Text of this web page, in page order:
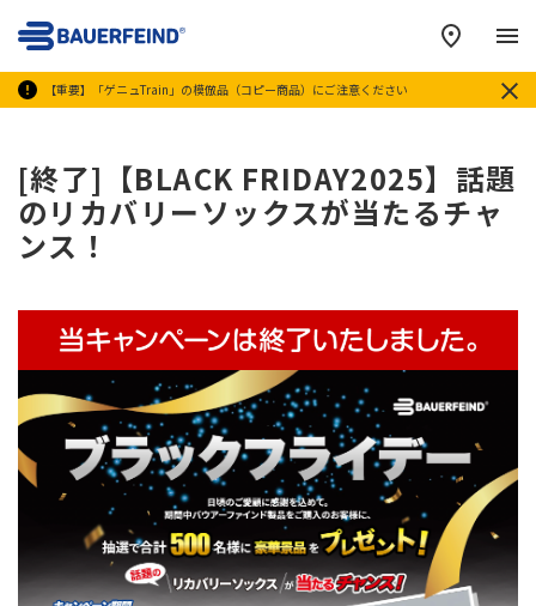
【重要】「ゲニュTrain」の模倣品（コピー商品）にご注意ください
メ
[終了]【BLACK FRIDAY2025】話題
のリカバリーソックスが当たるチャ
ンス！